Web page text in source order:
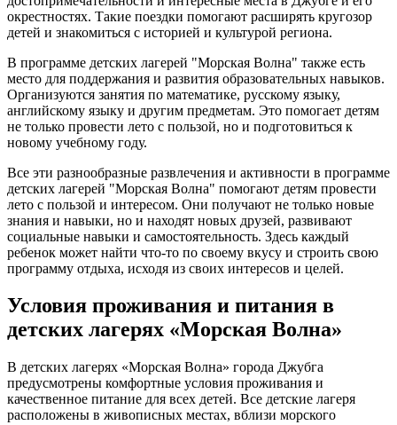
окрестностях. Такие поездки помогают расширять кругозор
детей и знакомиться с историей и культурой региона.
В программе детских лагерей "Морская Волна" также есть
место для поддержания и развития образовательных навыков.
Организуются занятия по математике, русскому языку,
английскому языку и другим предметам. Это помогает детям
не только провести лето с пользой, но и подготовиться к
новому учебному году.
Все эти разнообразные развлечения и активности в программе
детских лагерей "Морская Волна" помогают детям провести
лето с пользой и интересом. Они получают не только новые
знания и навыки, но и находят новых друзей, развивают
социальные навыки и самостоятельность. Здесь каждый
ребенок может найти что-то по своему вкусу и строить свою
программу отдыха, исходя из своих интересов и целей.
Условия проживания и питания в
детских лагерях «Морская Волна»
В детских лагерях «Морская Волна» города Джубга
предусмотрены комфортные условия проживания и
качественное питание для всех детей. Все детские лагеря
расположены в живописных местах, вблизи морского